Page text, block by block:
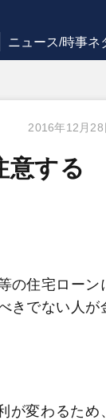
ニュース/時事ネ
2016年12月28
意する
の住宅ローン
きでない人が
が変わるため